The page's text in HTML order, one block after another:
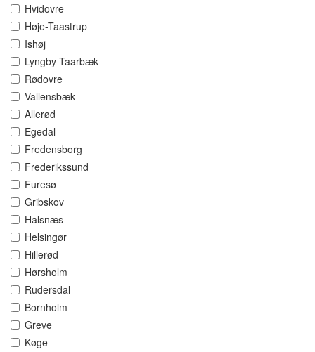
Hvidovre
Høje-Taastrup
Ishøj
Lyngby-Taarbæk
Rødovre
Vallensbæk
Allerød
Egedal
Fredensborg
Frederikssund
Furesø
Gribskov
Halsnæs
Helsingør
Hillerød
Hørsholm
Rudersdal
Bornholm
Greve
Køge